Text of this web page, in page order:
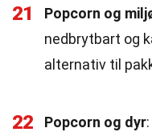
21 Popcorn og
nedbrytbart og
alternativ til
22 Popcorn og dyr